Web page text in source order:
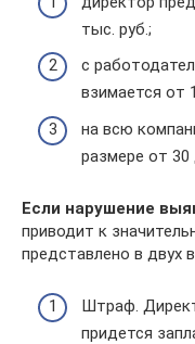
тыс. руб.;
с
взимается от
на всю
размере от 30
Если нарушение
приводит к
представлено в двух
Штраф.
придется